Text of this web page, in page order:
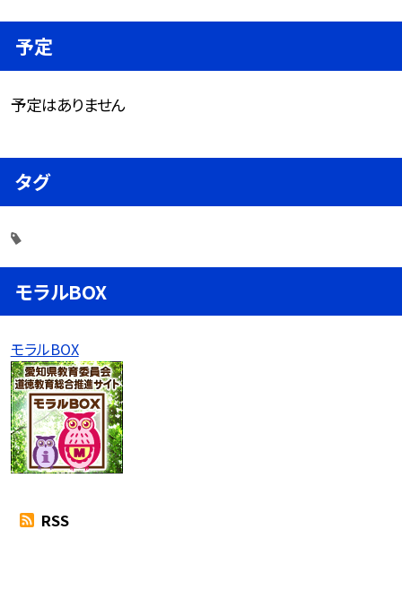
予定
予定はありません
タグ
モラルBOX
モラルBOX
RSS